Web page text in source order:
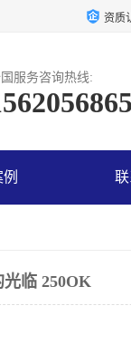
资质
服务咨询热线:
临 250OK